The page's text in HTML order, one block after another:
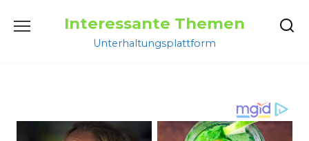
Interessante Themen
Unterhaltungsplattform